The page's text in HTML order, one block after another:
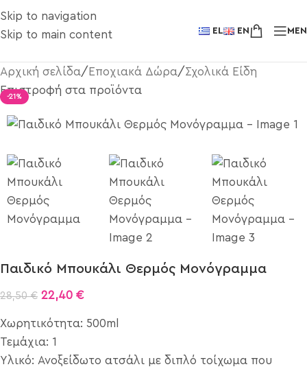
Skip to navigation
Skip to main content
EL EN
Αρχική σελίδα/ Εποχιακά Δώρα/Σχολικά Είδη
Επιστροφή στα προϊόντα
-21%
Παιδικό Μπουκάλι Θερμός Μονόγραμμα
28,50€ 22,40 €
Χωρητικότητα: 500ml
Τεμάχια: 1
Υλικό: Ανοξείδωτο ατσάλι με διπλό τοίχωμα που